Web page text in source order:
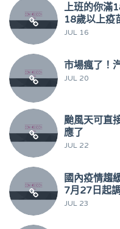
上班的你滿
18歲以上疫
JUL 16
市場瘋了！
JUL 20
颱風天可直
應了
JUL 22
國內疫情趨
7月27日起
JUL 23